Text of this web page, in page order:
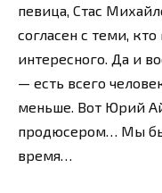
певица, Стас
согласен с теми, кто
интересного. Да и
— есть всего
меньше. Вот Юрий
продюсером… Мы
время…